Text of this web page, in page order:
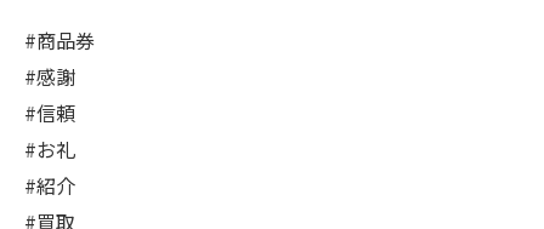
#商品券
#感謝
#信頼
#お礼
#紹介
#買取